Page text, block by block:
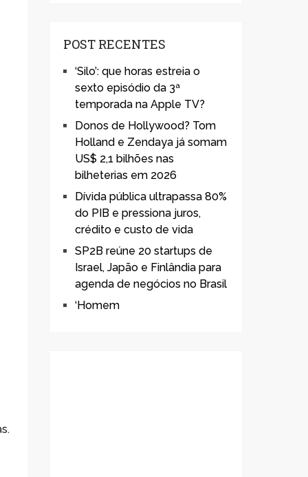
POST RECENTES
‘Silo’: que horas estreia o
sexto episódio da 3ª
temporada na Apple TV?
Donos de Hollywood? Tom
Holland e Zendaya já somam
US$ 2,1 bilhões nas
bilheterias em 2026
Dívida pública ultrapassa 80%
do PIB e pressiona juros,
crédito e custo de vida
SP2B reúne 20 startups de
Israel, Japão e Finlândia para
agenda de negócios no Brasil
‘Homem